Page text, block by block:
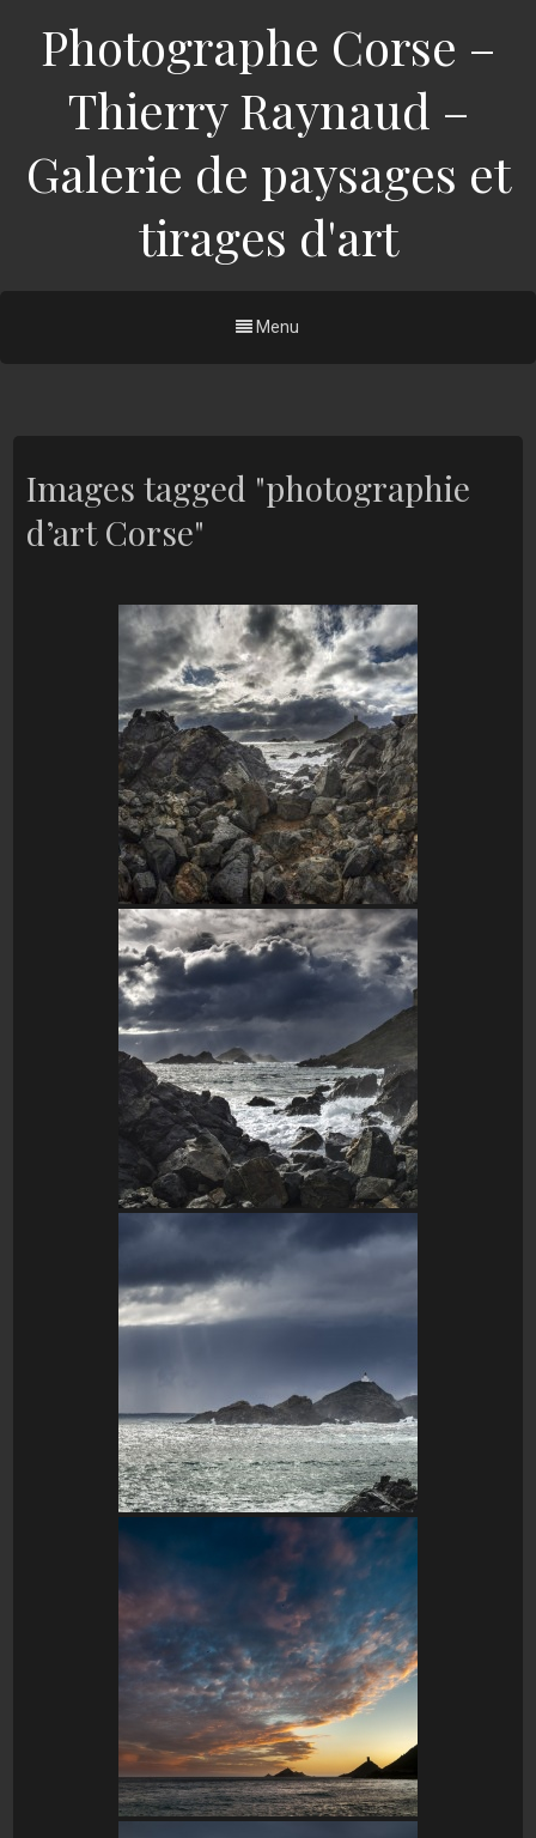
Photographe Corse –
Thierry Raynaud –
Galerie de paysages et
tirages d'art
Menu
Images tagged "photographie
d’art Corse"